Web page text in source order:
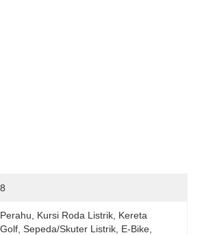
8
Perahu, Kursi Roda Listrik, Kereta
Golf, Sepeda/Skuter Listrik, E-Bike,